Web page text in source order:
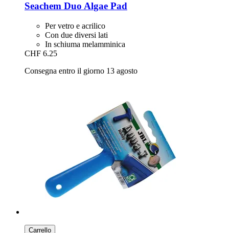
Seachem Duo Algae Pad
Per vetro e acrilico
Con due diversi lati
In schiuma melamminica
CHF 6.25
Consegna entro il giorno 13 agosto
Carrello